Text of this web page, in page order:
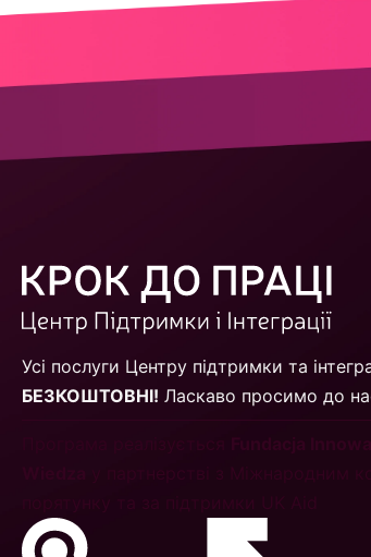
Усі послуги Центру підтримки та
БЕЗКОШТОВНІ! Ласкаво просимо до